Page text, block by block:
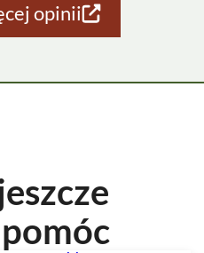
opinii